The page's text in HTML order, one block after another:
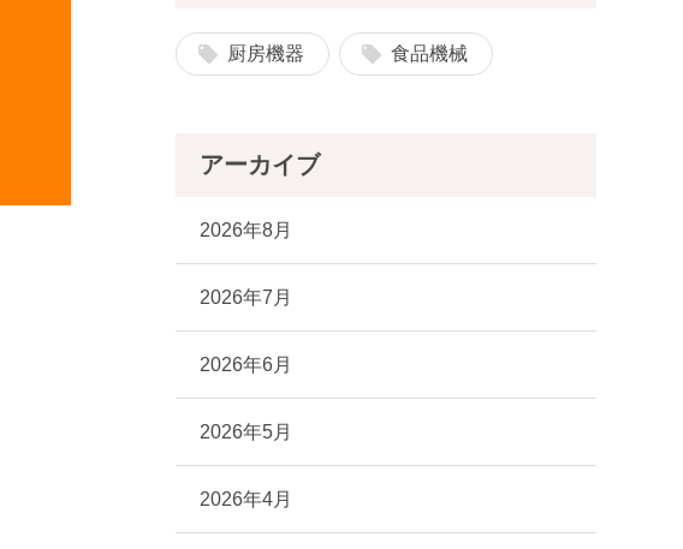
厨房機器 食品機械
アーカイブ
2026年8月
2026年7月
2026年6月
2026年5月
2026年4月